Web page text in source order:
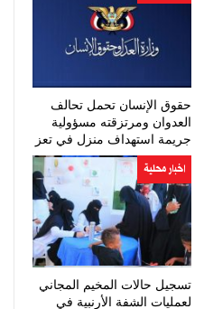
حقوق الإنسان تحمل تحالف
العدوان ومرتزقته مسؤولية
جريمة استهداف منزل في تعز
اخبار محلية
تسجيل حالات المخيم المجاني
لعمليات الشفة الأرنبية في